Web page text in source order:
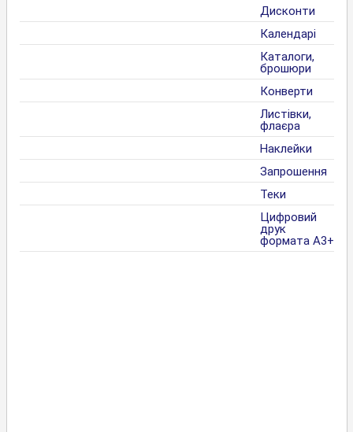
Дисконти
Календарі
Каталоги,
брошюри
Конверти
Листівки,
флаєра
Наклейки
Запрошення
Теки
Цифровий
друк
формата А3+